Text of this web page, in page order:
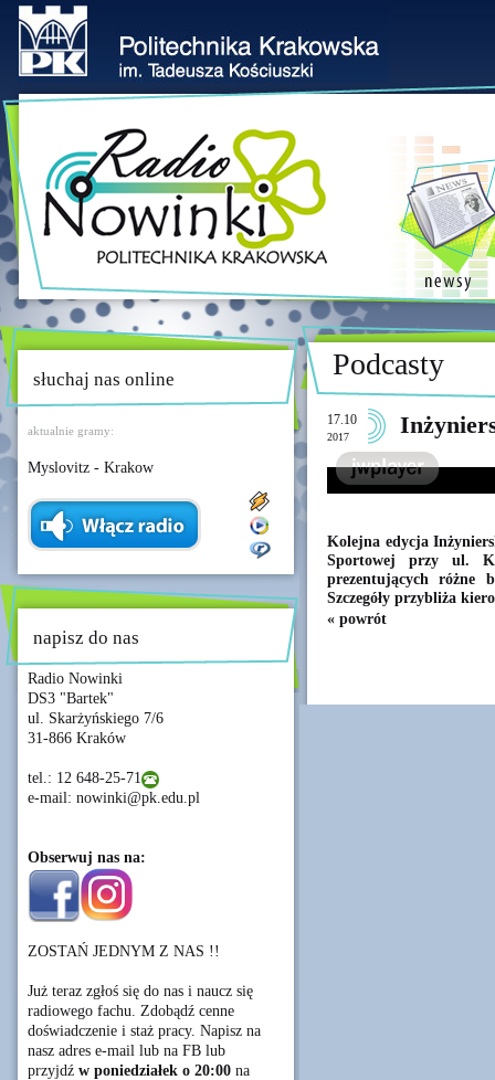
słuchaj nas online
aktualnie gramy:
Myslovitz - Krakow
napisz do nas
Radio Nowinki
DS3 "Bartek"
ul. Skarżyńskiego 7/6
31-866 Kraków
tel.: 12 648-25-71
e-mail: nowinki@pk.edu.pl
Obserwuj nas na:
ZOSTAŃ JEDNYM Z NAS !!
Już teraz zgłoś się do nas i naucz się
radiowego fachu. Zdobądź cenne
doświadczenie i staż pracy. Napisz na
nasz adres e-mail lub na FB lub
przyjdź w poniedziałek o 20:00 na
Podcasty
17.10
2017
Kolejna edycja
Sportowej przy ul.
prezentujących różne
Szczegóły przybliża
« powrót